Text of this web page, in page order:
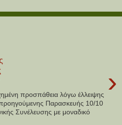
›
προσπάθεια λόγω έλλειψης
Παρασκευής 10/10
Συνέλευσης με μοναδικό